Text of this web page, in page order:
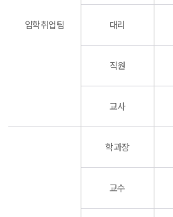
입학취업팀 대리
직원
교사
학과장
교수